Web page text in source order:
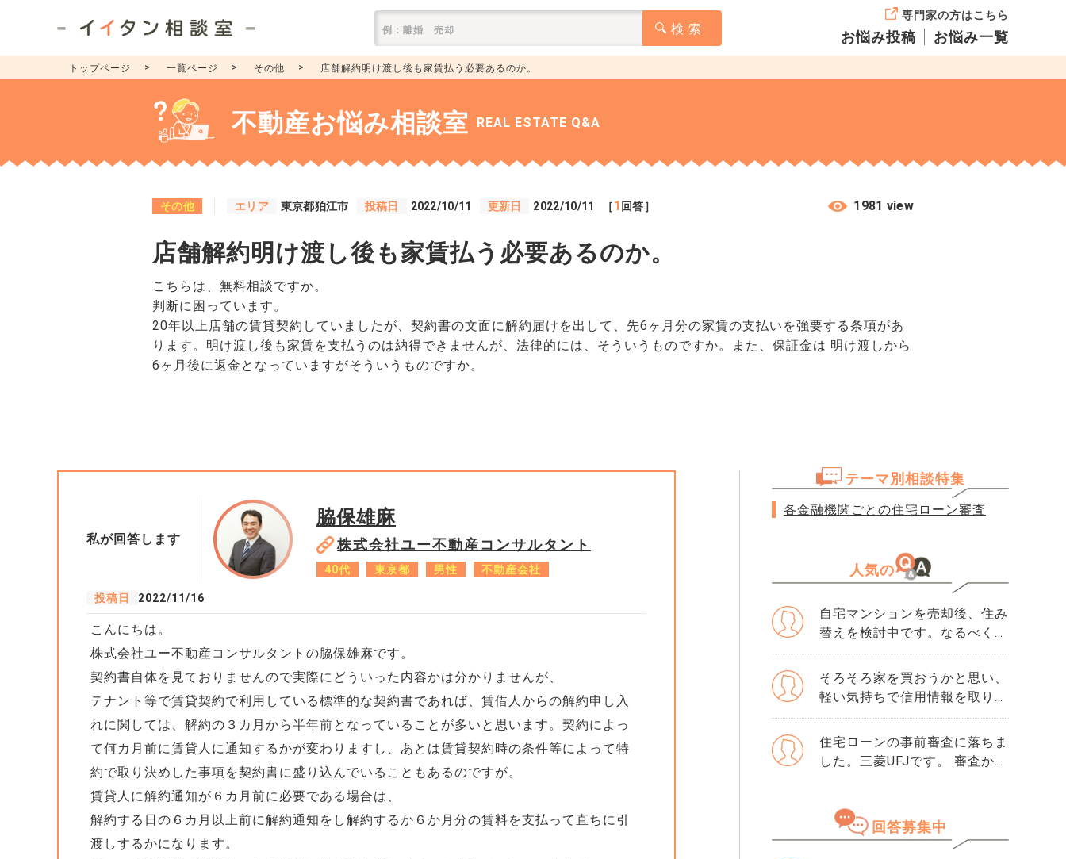
検 索
専門家の方はこちら
お悩み投稿 お悩み一覧
トップページ 一覧ページ その他 店舗解約明け渡し後も家賃払う必要あるのか。
不動産お悩み相談室 REAL ESTATE Q&A
その他 エリア 東京都狛江市 投稿日 2022/10/11 更新日 2022/10/11 ［1 回答］ 1981 view
店舗解約明け渡し後も家賃払う必要あるのか。
こちらは、無料相談ですか。
判断に困っています。
20年以上店舗の賃貸契約していましたが、契約書の文面に解約届けを出して、先6ヶ月分の家賃の支払いを強要する条項があ
ります。明け渡し後も家賃を支払うのは納得できませんが、法律的には、そういうものですか。また、保証金は 明け渡しから
6ヶ月後に返金となっていますがそういうものですか。
私が回答します
脇保雄麻
株式会社ユー不動産コンサルタント
40代 東京都 男性 不動産会社
投稿日 2022/11/16
こんにちは。
株式会社ユー不動産コンサルタントの脇保雄麻です。
契約書自体を見ておりませんので実際にどういった内容かは分かりませんが、
テナント等で賃貸契約で利用している標準的な契約書であれば、賃借人からの解約申し入
れに関しては、解約の３カ月から半年前となっていることが多いと思います。契約によっ
て何カ月前に賃貸人に通知するかが変わりますし、あとは賃貸契約時の条件等によって特
約で取り決めした事項を契約書に盛り込んでいることもあるのですが。
賃貸人に解約通知が６カ月前に必要である場合は、
解約する日の６カ月以上前に解約通知をし解約するか６か月分の賃料を支払って直ちに引
渡しするかになります。
テーマ別相談特集
各金融機関ごとの住宅ローン審査
人気の
自宅マンションを売却後、住み
替えを検討中です。なるべく3
か月以内に売却をしたいのです
が、一般媒介と専任媒介で迷っ
ています。 窓口は多い方が買
主が見つかりそうだと思うので
されました。それぞれメリット
デメリットがあれば教えてくだ
そろそろ家を買おうかと思い、
軽い気持ちで信用情報を取り寄
せました。 そこで初めて「ク
レジットガイダンス指数」とい
う数字を見て、自分が500だと
知りました。 正直、この数字
せん。 ただ、ネットで「住宅
ローンはスコアが重要」と読ん
でから、急に不安になりまし
住宅ローンの事前審査に落ちま
した。三菱UFJです。 審査から
・購入物件価格は4500万で、
頭金1000万です。 ・滞納歴な
回答募集中